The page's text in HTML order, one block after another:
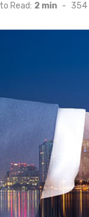
Read: 2 min - 354